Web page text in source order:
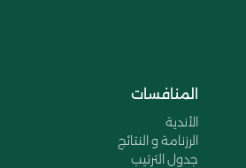
المنافسات
الأندية
الرزنامة و النتائج
جدول الترتيب